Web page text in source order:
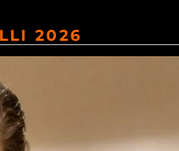
2026